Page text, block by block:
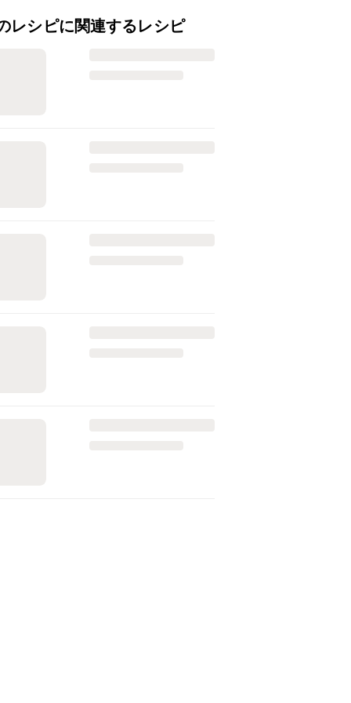
レシピに関連するレシピ